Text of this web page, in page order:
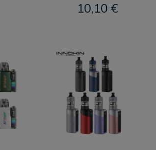
10,10 €